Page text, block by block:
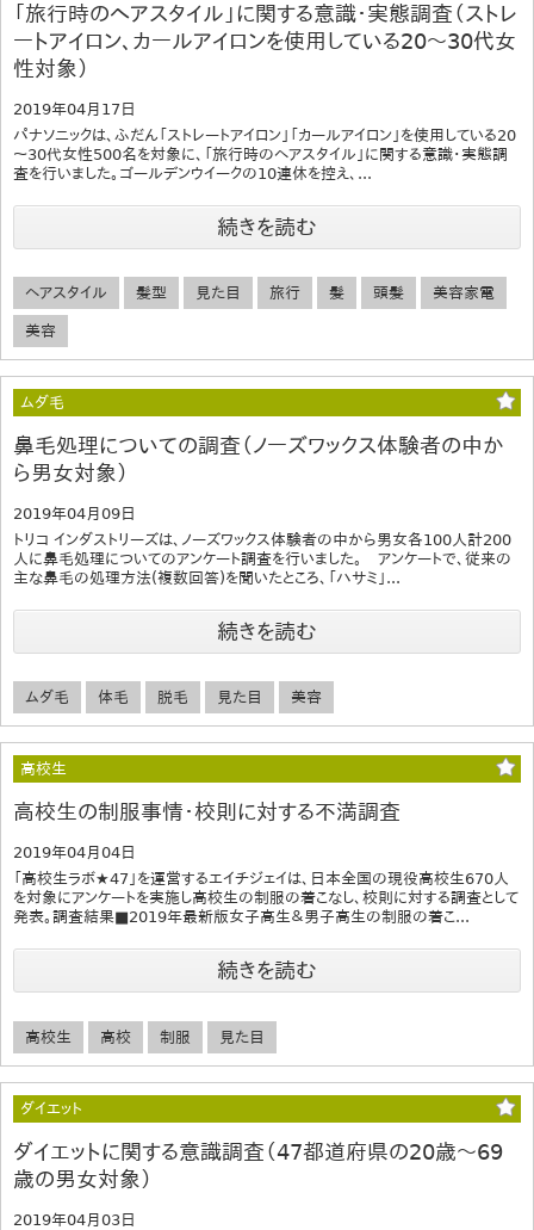
「旅行時のヘアスタイル」に関する意識・実態調査（ストレ
ートアイロン、カールアイロンを使用している20～30代女
性対象）
2019年04月17日
パナソニックは、ふだん「ストレートアイロン」「カールアイロン」を使用している20
～30代女性500名を対象に、「旅行時のヘアスタイル」に関する意識・実態調
査を行いました。ゴールデンウイークの10連休を控え、...
続きを読む
ヘアスタイル 髪型 見た目 旅行 髪 頭髪 美容家電
美容
ムダ毛
鼻毛処理についての調査（ノーズワックス体験者の中か
ら男女対象）
2019年04月09日
トリコ インダストリーズは、ノーズワックス体験者の中から男女各100人計200
人に鼻毛処理についてのアンケート調査を行いました。 アンケートで、従来の
主な鼻毛の処理方法(複数回答)を聞いたところ、「ハサミ」...
続きを読む
ムダ毛 体毛 脱毛 見た目 美容
高校生
高校生の制服事情・校則に対する不満調査
2019年04月04日
「高校生ラボ★47」を運営するエイチジェイは、日本全国の現役高校生670人
を対象にアンケートを実施し高校生の制服の着こなし、校則に対する調査として
発表。調査結果■2019年最新版女子高生＆男子高生の制服の着こ...
続きを読む
高校生 高校 制服 見た目
ダイエット
ダイエットに関する意識調査（47都道府県の20歳～69
歳の男女対象）
2019年04月03日